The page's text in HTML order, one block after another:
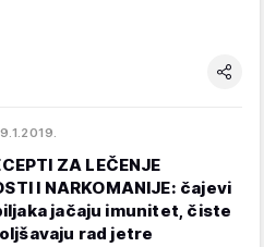
9.1.2019.
ZA LEČENJE
I NARKOMANIJE: čajevi
jačaju imunitet, čiste
rad jetre